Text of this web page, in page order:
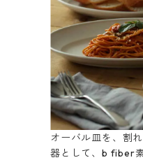
オーバル皿を、割
器として、b fiber